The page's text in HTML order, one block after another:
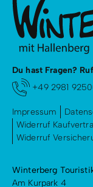
Du hast Fragen?
+49 2981
Impressum
Widerruf
Widerruf
Winterberg
Am Kurpark 4